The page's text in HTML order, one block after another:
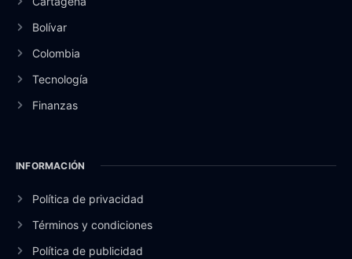
Bolívar
Colombia
Tecnología
Finanzas
INFORMACIÓN
Política de privacidad
Términos y condiciones
Política de publicidad